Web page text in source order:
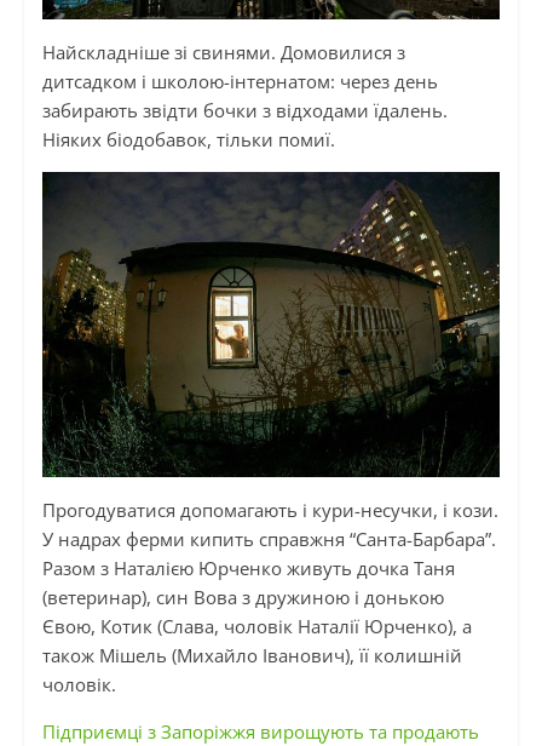
Найскладніше зі свинями. Домовилися з
дитсадком і школою-інтернатом: через день
забирають звідти бочки з відходами їдалень.
Ніяких біодобавок, тільки помиї.
Прогодуватися допомагають і кури-несучки, і кози.
У надрах ферми кипить справжня “Санта-Барбара”.
Разом з Наталією Юрченко живуть дочка Таня
(ветеринар), син Вова з дружиною і донькою
Євою, Котик (Слава, чоловік Наталії Юрченко), а
також Мішель (Михайло Іванович), її колишній
чоловік.
Підприємці з Запоріжжя вирощують та продають